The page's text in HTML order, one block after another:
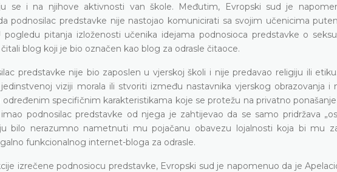
se i na njihove aktivnosti van škole. Međutim, Evropski sud je
podnosilac predstavke nije nastojao komunicirati sa svojim učenicima
pitanja izloženosti učenika idejama podnosioca predstavke o
blog koji je bio označen kao blog za odrasle čitaoce.
predstavke nije bio zaposlen u vjerskoj školi i nije predavao religiju ili
viziji morala ili stvoriti između nastavnika vjerskog obrazovanja i
specifičnim karakteristikama koje se protežu na privatno
podnosilac predstavke od njega je zahtijevao da se samo pridržava
bilo nerazumno nametnuti mu pojačanu obavezu lojalnosti koja bi mu
funkcionalnog internet-bloga za odrasle.
izrečene podnosiocu predstavke, Evropski sud je napomenuo da je